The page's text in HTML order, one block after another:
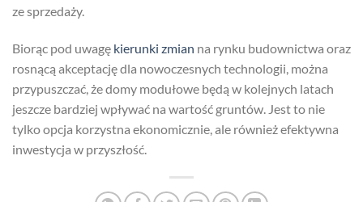
ze sprzedaży.
Biorąc pod uwagę kierunki zmian na rynku budownictwa oraz
rosnącą akceptację dla nowoczesnych technologii, można
przypuszczać, że domy modułowe będą w kolejnych latach
jeszcze bardziej wpływać na wartość gruntów. Jest to nie
tylko opcja korzystna ekonomicznie, ale również efektywna
inwestycja w przyszłość.